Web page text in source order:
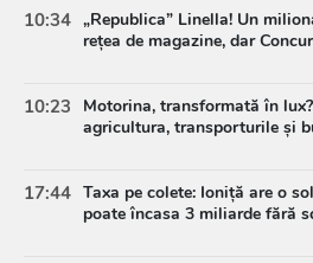
10:34 „Republica” Linella! Un
rețea de magazine, dar
10:23
Motorina, transformată în
agricultura, transporturile și
17:44 Taxa pe colete: Ioniță are o
poate încasa 3 miliarde fără